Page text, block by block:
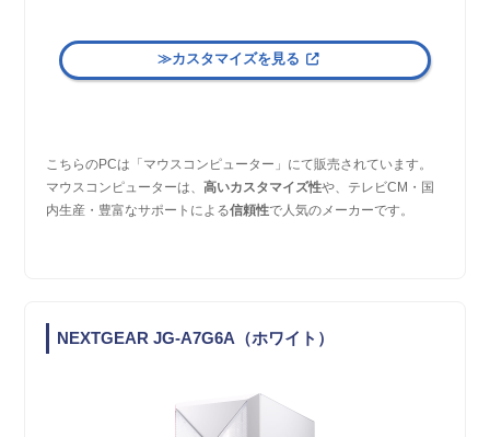
≫カスタマイズを見る
こちらのPCは「マウスコンピューター」にて販売されています。
マウスコンピューターは、高いカスタマイズ性や、テレビCM・国
内生産・豊富なサポートによる信頼性で人気のメーカーです。
NEXTGEAR JG-A7G6A（ホワイト）